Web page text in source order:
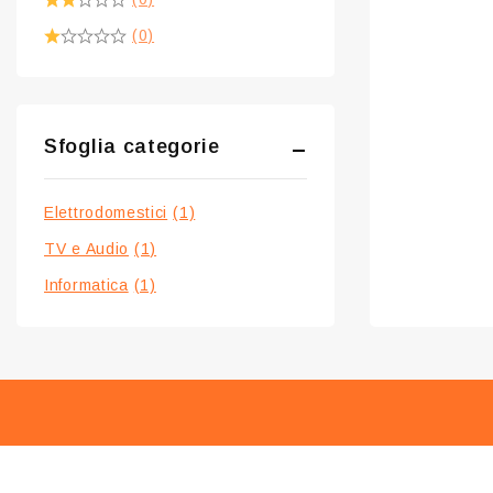
(0)
Sfoglia categorie
Elettrodomestici (1)
TV e Audio (1)
Informatica (1)